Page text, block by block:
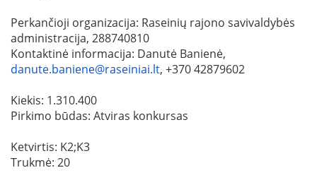
Perkančioji organizacija: Raseinių rajono savivaldybės
administracija, 288740810
Kontaktinė informacija: Danutė Banienė,
danute.baniene@raseiniai.lt, +370 42879602
Kiekis: 1.310.400
Pirkimo būdas: Atviras konkursas
Ketvirtis: K2;K3
Trukmė: 20